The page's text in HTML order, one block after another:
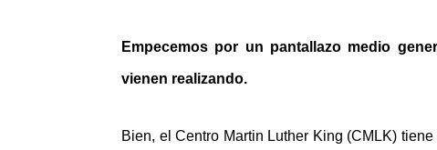
Empecemos por un pantallazo medio
vienen realizando.
Bien, el Centro Martin Luther King (CMLK)